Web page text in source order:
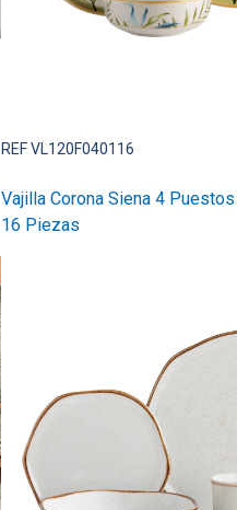
REF VL120F040116
Vajilla Corona Siena 4 Puestos
16 Piezas